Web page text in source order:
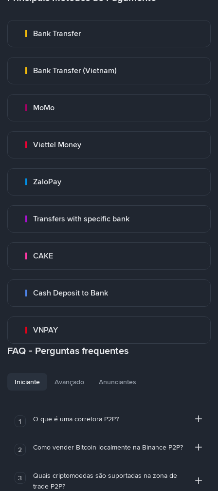
Bank Transfer
Bank Transfer (Vietnam)
MoMo
Viettel Money
ZaloPay
Transfers with specific bank
CAKE
Cash Deposit to Bank
VNPAY
FAQ - Perguntas frequentes
Iniciante Avançado Anunciantes
1 O que é uma corretora P2P?
2 Como vender Bitcoin localmente na Binance P2P?
3
Quais criptomoedas são suportadas na zona de
trade P2P?